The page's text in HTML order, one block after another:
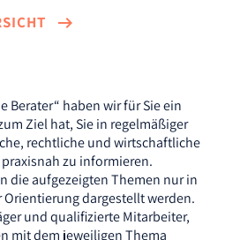
Berater“ haben wir für Sie ein
Ziel hat, Sie in regelmäßiger
rechtliche und wirtschaftliche
zu informieren.
die aufgezeigten Themen nur in
dargestellt werden.
und qualifizierte Mitarbeiter,
mit dem jeweiligen Thema